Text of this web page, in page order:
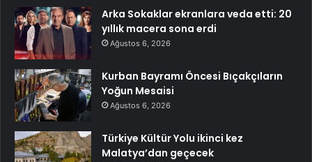
Arka Sokaklar ekranlara veda etti: 20
yıllık macera sona erdi
Ağustos 6, 2026
Kurban Bayramı Öncesi Bıçakçıların
Yoğun Mesaisi
Ağustos 6, 2026
Türkiye Kültür Yolu ikinci kez
Malatya’dan geçecek